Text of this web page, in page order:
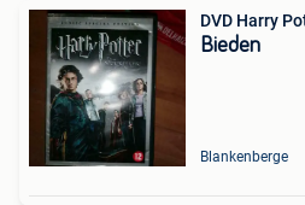
DVD Harry
Bieden
Blankenberge